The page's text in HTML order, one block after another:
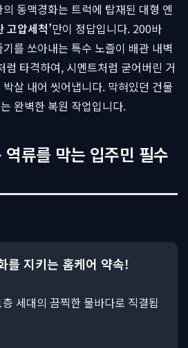
동맥경화는 트럭에 탑재된 대형 엔
고압세척’만이 정답입니다. 200바
를 쏘아내는 특수 노즐이 배관 내벽
타격하여, 시멘트처럼 굳어버린 거
살 내어 씻어냅니다. 막혀있던 건물
완벽한 복원 작업입니다.
류를 막는 입주민 필수
를 지키는 홈케어 약속!
세대의 끔찍한 물바다로 직결됩